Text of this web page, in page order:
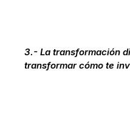
3.- La transformación
transformar cómo te